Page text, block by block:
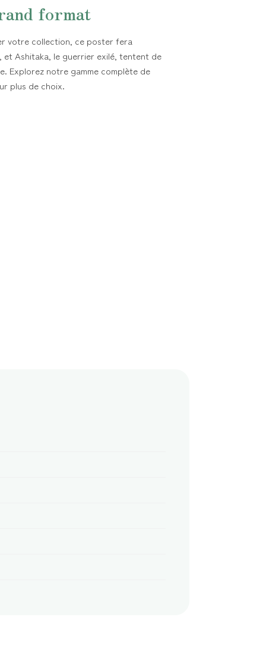
format
votre collection, ce poster fera
et Ashitaka, le guerrier exilé, tentent de
Explorez notre gamme complète de
plus de choix.